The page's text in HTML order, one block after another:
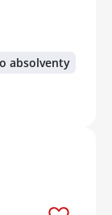
absolventy